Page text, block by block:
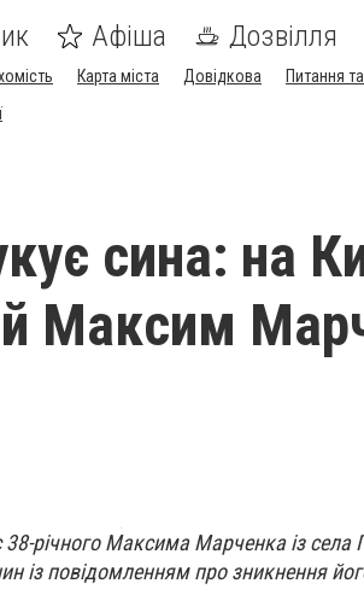
Афіша Дозвілля
Карта міста Довідкова Питання
сина: на
Максим
38-річного Максима Марченка із села
із повідомленням про зникнення